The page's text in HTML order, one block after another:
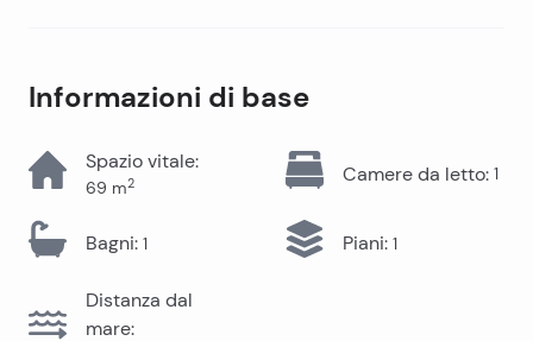
Informazioni di base
Spazio vitale:
69 m2 Camere da letto: 1
Bagni: 1 Piani: 1
Distanza dal
mare: